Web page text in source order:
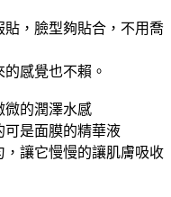
，臉型夠貼合，不用喬
感覺也不賴。
微的潤澤水感
可是面膜的精華液
讓它慢慢的讓肌膚吸收